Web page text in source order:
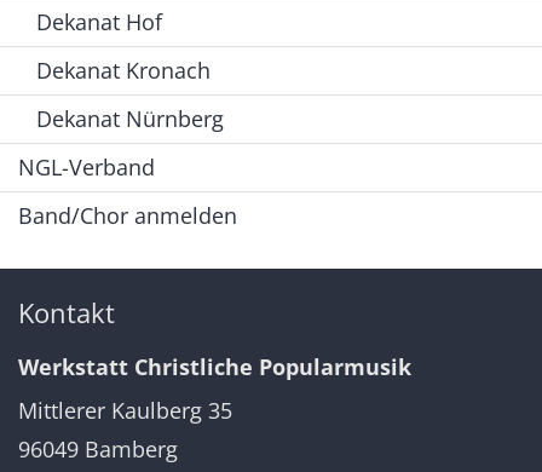
Dekanat Hof
Dekanat Kronach
Dekanat Nürnberg
NGL-Verband
Band/Chor anmelden
Kontakt
Werkstatt Christliche Popularmusik
Mittlerer Kaulberg 35
96049 Bamberg